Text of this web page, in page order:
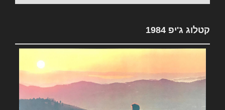
קטלוג ג'יפ 1984